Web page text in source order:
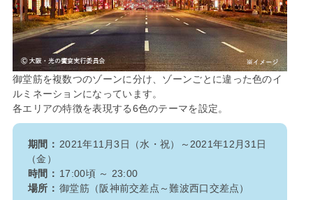
御堂筋を複数つのゾーンに分け、ゾーンごとに違った色のイ
ルミネーションになっています。
各エリアの特徴を表現する6色のテーマを設定。
期間： 2021年11月3日（水・祝）～2021年12月31日
（金）
時間： 17:00頃 ～ 23:00
場所： 御堂筋（阪神前交差点～難波西口交差点）